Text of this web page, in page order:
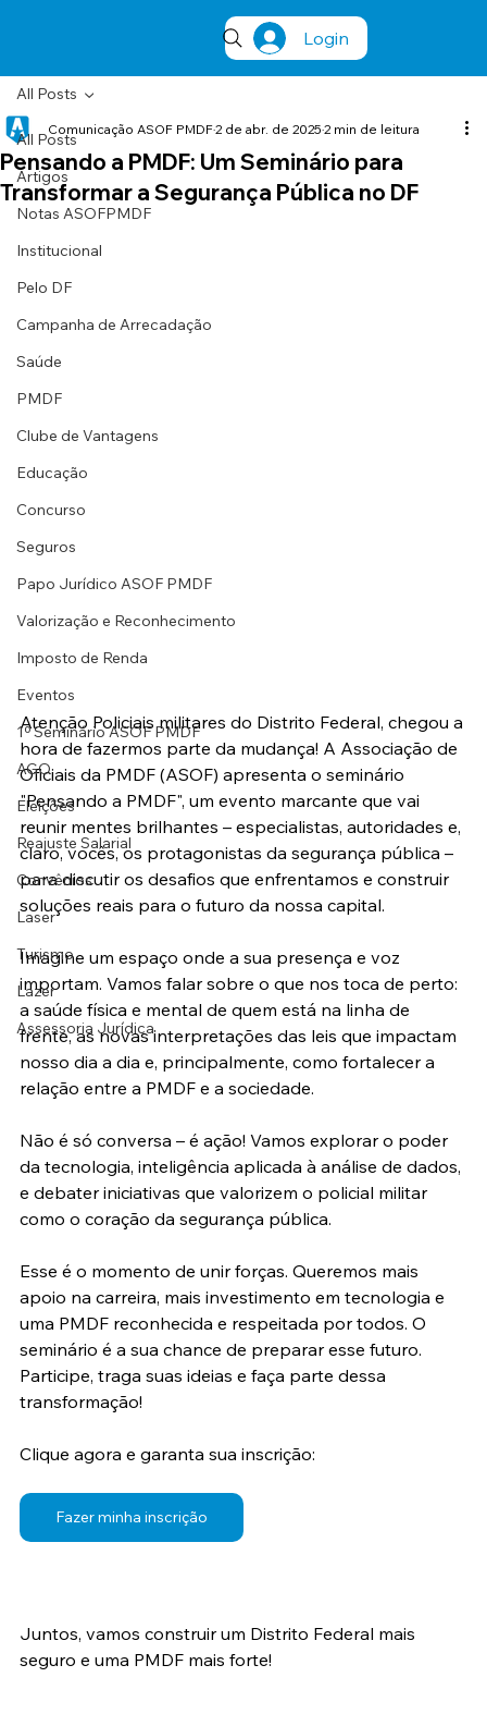
Login
All Posts
Artigos
Notas ASOFPMDF
Institucional
Pelo DF
Campanha de Arrecadação
Saúde
PMDF
Clube de Vantagens
Educação
Concurso
Seguros
Papo Jurídico ASOF PMDF
Valorização e Reconhecimento
Imposto de Renda
Eventos
1º Seminário ASOF PMDF
AGO
Eleições
Reajuste Salarial
Convênios
Laser
Turismo
Lazer
Assessoria Jurídica
All Posts
Pensando a PMDF: Um Seminário para
Transformar a Segurança Pública no DF
Comunicação ASOF PMDF2 de abr. de 2025 2 min de leitura
Atenção Policiais militares do Distrito Federal, chegou a
hora de fazermos parte da mudança! A Associação de
Oficiais da PMDF (ASOF) apresenta o seminário
"Pensando a PMDF", um evento marcante que vai
reunir mentes brilhantes – especialistas, autoridades e,
claro, vocês, os protagonistas da segurança pública –
para discutir os desafios que enfrentamos e construir
soluções reais para o futuro da nossa capital.
Imagine um espaço onde a sua presença e voz
importam. Vamos falar sobre o que nos toca de perto:
a saúde física e mental de quem está na linha de
frente, as novas interpretações das leis que impactam
nosso dia a dia e, principalmente, como fortalecer a
relação entre a PMDF e a sociedade.
Não é só conversa – é ação! Vamos explorar o poder
da tecnologia, inteligência aplicada à análise de dados,
e debater iniciativas que valorizem o policial militar
como o coração da segurança pública.
Esse é o momento de unir forças. Queremos mais
apoio na carreira, mais investimento em tecnologia e
uma PMDF reconhecida e respeitada por todos. O
seminário é a sua chance de preparar esse futuro.
Participe, traga suas ideias e faça parte dessa
transformação!
Clique agora e garanta sua inscrição:
Fazer minha inscrição
Juntos, vamos construir um Distrito Federal mais
seguro e uma PMDF mais forte!